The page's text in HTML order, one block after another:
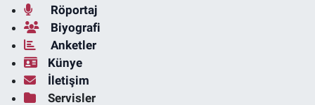
Röportaj
Biyografi
Anketler
Künye
İletişim
Servisler